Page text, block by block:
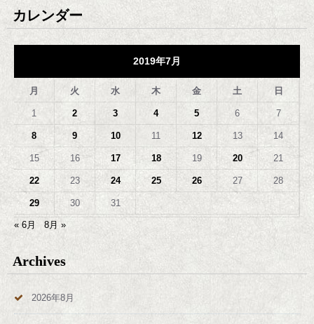
カレンダー
2019年7月
月 火 水 木 金 土 日
1 2 3 4 5 6 7
8 9 10 11 12 13 14
15 16 17 18 19 20 21
22 23 24 25 26 27 28
29 30 31
« 6月 8月 »
Archives
2026年8月